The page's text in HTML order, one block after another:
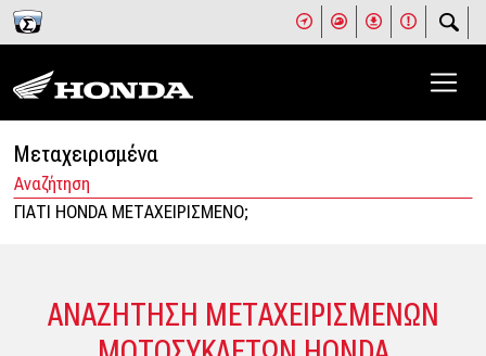
Μεταχειρισμένα
Αναζήτηση
ΓΙΑΤΙ HONDA ΜΕΤΑΧΕΙΡΙΣΜΕΝΟ;
ΑΝΑΖΗΤΗΣΗ ΜΕΤΑΧΕΙΡΙΣΜΕΝΩΝ